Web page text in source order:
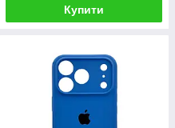
Купити